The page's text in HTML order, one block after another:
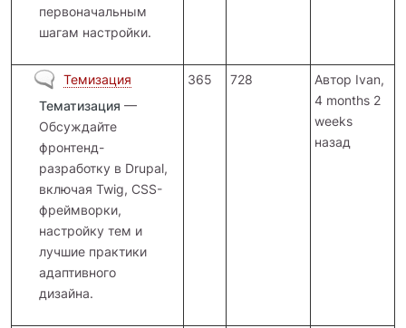
первоначальным
шагам настройки.
Нет новых сообщений
Темизация
Тематизация —
Обсуждайте
фронтенд-
разработку в Drupal,
включая Twig, CSS-
фреймворки,
настройку тем и
лучшие практики
адаптивного
дизайна.
365 728 Автор Ivan,
4 months 2
weeks
назад